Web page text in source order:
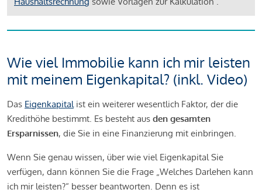
Wie viel Immobilie kann ich mir leisten
mit meinem Eigenkapital? (inkl. Video)
Das Eigenkapitalist ein weiterer wesentlich Faktor, der die
Kredithöhe bestimmt. Es besteht aus den gesamten
Ersparnissen, die Sie in eine Finanzierung mit einbringen.
Wenn Sie genau wissen, über wie viel Eigenkapital Sie
verfügen, dann können Sie die Frage „Welches Darlehen kann
ich mir leisten?“ besser beantworten. Denn es ist